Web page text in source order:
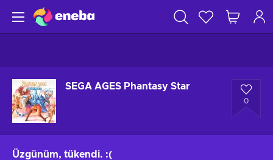
SEGA AGES Phantasy Star
0
Üzgünüm, tükendi. :(